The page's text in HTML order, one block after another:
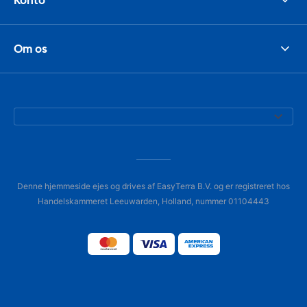
Om os
Denne hjemmeside ejes og drives af EasyTerra B.V. og er registreret hos
Handelskammeret Leeuwarden, Holland, nummer 01104443